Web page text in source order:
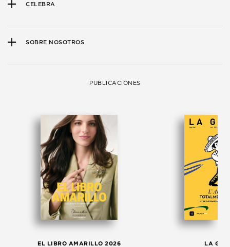
CELEBRA
SOBRE NOSOTROS
PUBLICACIONES
EL LIBRO AMARILLO 2026 LA